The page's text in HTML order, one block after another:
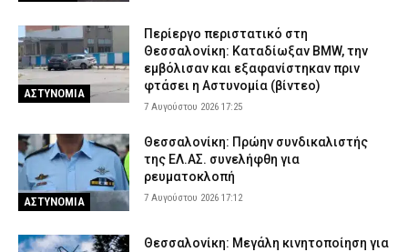
ΑΣΤΥΝΟΜΙΑ
Περίεργο περιστατικό στη
Θεσσαλονίκη: Καταδίωξαν BMW, την
εμβόλισαν και εξαφανίστηκαν πριν
φτάσει η Αστυνομία (βίντεο)
7 Αυγούστου 2026 17:25
ΑΣΤΥΝΟΜΙΑ
Θεσσαλονίκη: Πρώην συνδικαλιστής
της ΕΛ.ΑΣ. συνελήφθη για
ρευματοκλοπή
7 Αυγούστου 2026 17:12
Θεσσαλονίκη: Μεγάλη κινητοποίηση για